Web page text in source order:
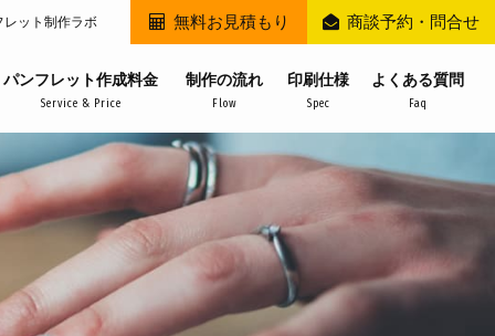
レット制作ラボ
パンフレット作成料金
Service & Price
制作の流れ
Flow
印刷仕様
Spec
よくある質問
Faq
無料お見積もり 商談予約・問合せ